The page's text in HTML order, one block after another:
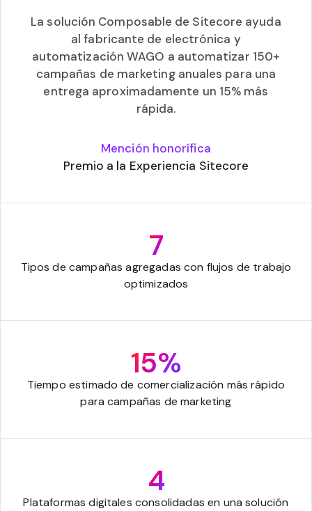
La solución Composable de Sitecore ayuda
al fabricante de electrónica y
automatización WAGO a automatizar 150+
campañas de marketing anuales para una
entrega aproximadamente un 15% más
rápida.
Mención honorífica
Premio a la Experiencia Sitecore
7
Tipos de campañas agregadas con flujos de trabajo
optimizados
15%
Tiempo estimado de comercialización más rápido
para campañas de marketing
4
Plataformas digitales consolidadas en una solución